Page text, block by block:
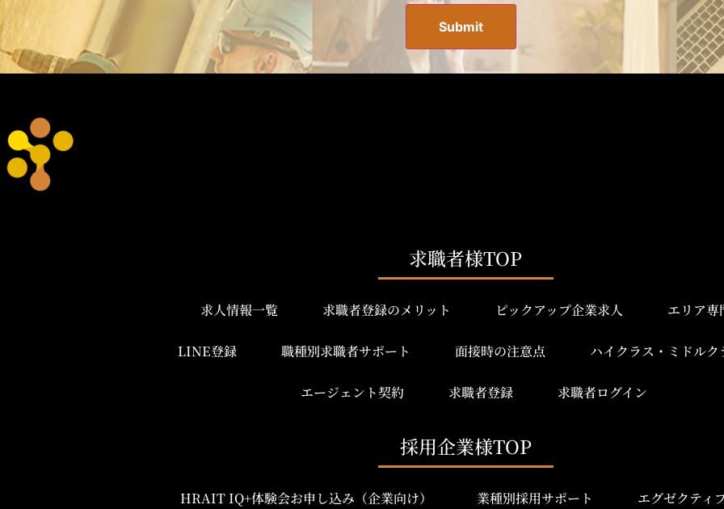
求職者様TOP
求人情報一覧 求職者登録のメリット ピックアップ企業求人 エリア専
LINE登録 職種別求職者サポート 面接時の注意点 ハイクラス・ミドルク
エージェント契約 求職者登録 求職者ログイン
採用企業様TOP
HRAIT IQ+体験会お申し込み（企業向け） 業種別採用サポート エグゼクティ